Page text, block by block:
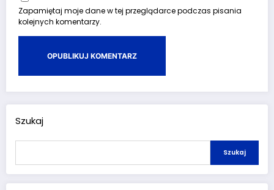
Zapamiętaj moje dane w tej przeglądarce podczas pisania
kolejnych komentarzy.
Szukaj
Szukaj